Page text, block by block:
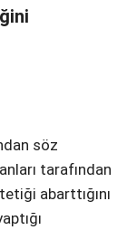
söz
tarafından
abarttığını